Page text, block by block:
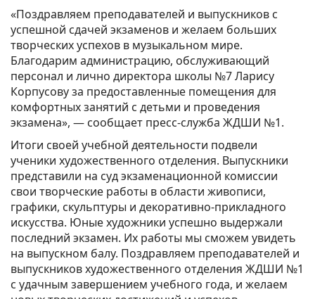
«Поздравляем преподавателей и выпускников с
успешной сдачей экзаменов и желаем больших
творческих успехов в музыкальном мире.
Благодарим администрацию, обслуживающий
персонал и лично директора школы №7 Ларису
Корпусову за предоставленные помещения для
комфортных занятий с детьми и проведения
экзамена», — сообщает пресс-служба ЖДШИ №1.
Итоги своей учебной деятельности подвели
ученики художественного отделения. Выпускники
представили на суд экзаменационной комиссии
свои творческие работы в области живописи,
графики, скульптуры и декоративно-прикладного
искусства. Юные художники успешно выдержали
последний экзамен. Их работы мы сможем увидеть
на выпускном балу. Поздравляем преподавателей и
выпускников художественного отделения ЖДШИ №1
с удачным завершением учебного года, и желаем